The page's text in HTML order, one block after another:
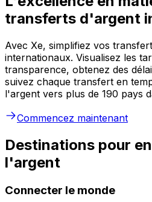
transferts d'argent
Avec Xe, simplifiez vos
internationaux. Visualisez les
transparence, obtenez des
suivez chaque transfert en
l'argent vers plus de 190 pays
Commencez maintenant
Destinations pour
l'argent
Connecter le monde